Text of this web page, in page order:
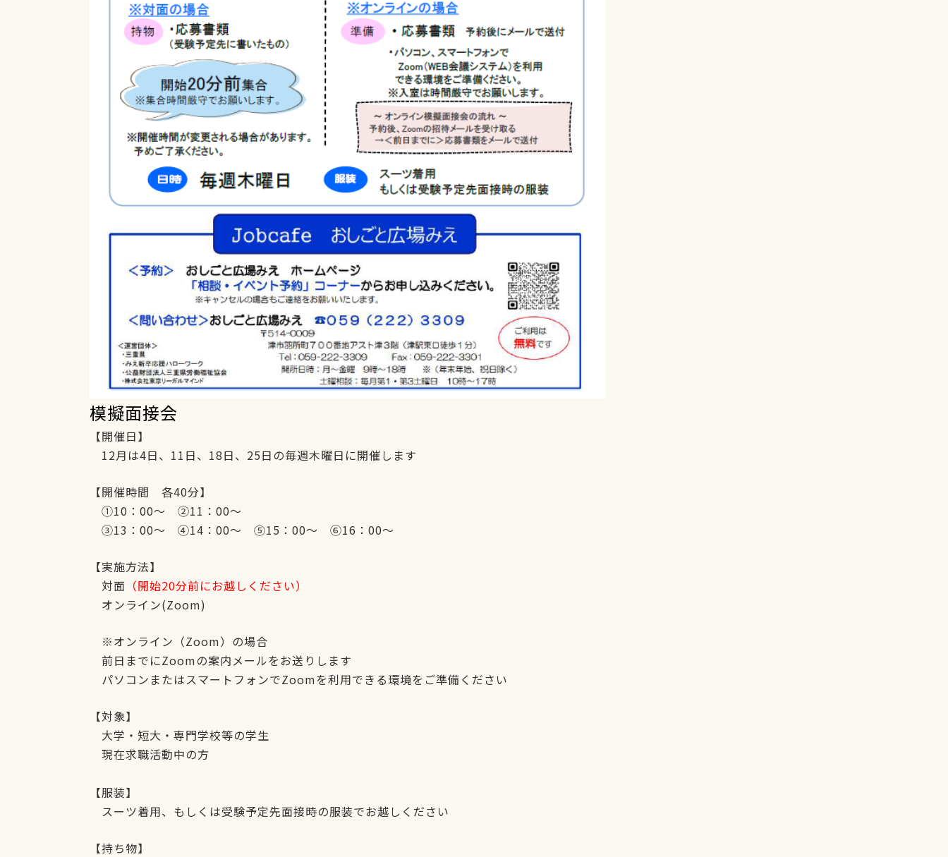
模擬面接会
【開催日】
12月は4日、11日、18日、25日の毎週木曜日に開催します
【開催時間 各40分】
①10：00～ ②11：00～
③13：00～ ④14：00～ ⑤15：00～ ⑥16：00～
【実施方法】
対面 （開始20分前にお越しください）
オンライン(Zoom)
※オンライン（Zoom）の場合
前日までにZoomの案内メールをお送りします
パソコンまたはスマートフォンでZoomを利用できる環境をご準備ください
【対象】
大学・短大・専門学校等の学生
現在求職活動中の方
【服装】
スーツ着用、もしくは受験予定先面接時の服装でお越しください
【持ち物】